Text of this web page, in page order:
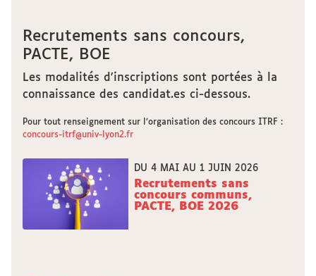
Recrutements sans concours,
PACTE, BOE
Les modalités d'inscriptions sont portées à la
connaissance des candidat.es ci-dessous.
Pour tout renseignement sur l’organisation des concours ITRF :
concours-itrf@univ-lyon2.fr
DU 4 MAI AU 1 JUIN 2026
Recrutements sans
concours communs,
PACTE, BOE 2026